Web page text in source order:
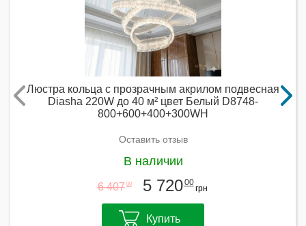
Люстра кольца с прозрачным акрилом подвесная
Diasha 220W до 40 м² цвет Белый D8748-
800+600+400+300WH
Оставить отзыв
В наличии
6 407 00 5 72000
грн
Купить